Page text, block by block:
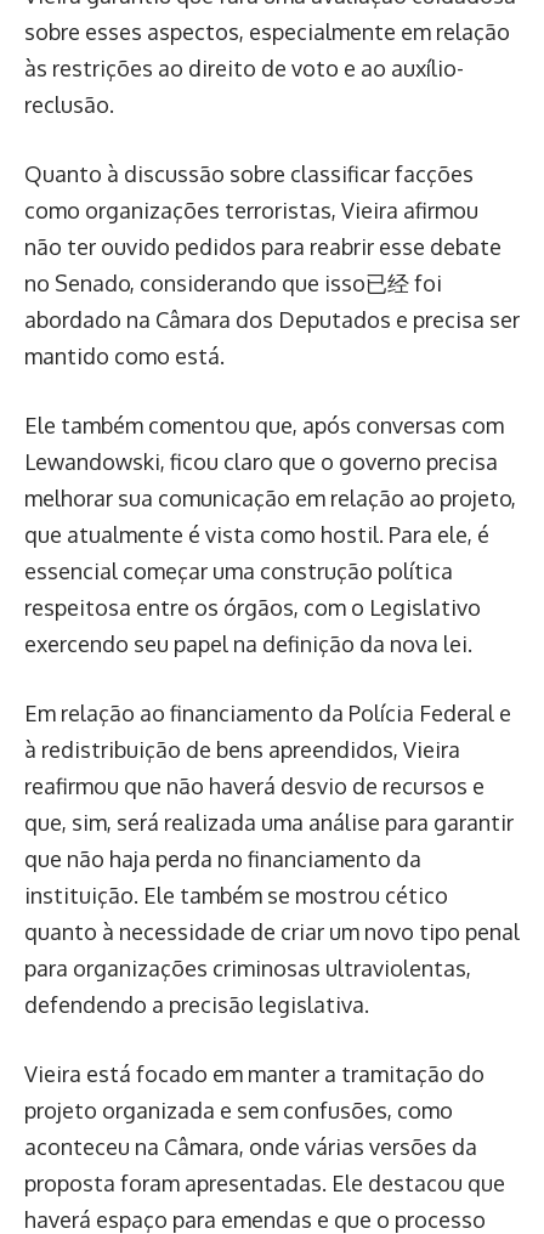
sobre esses aspectos, especialmente em relação
às restrições ao direito de voto e ao auxílio-
reclusão.
Quanto à discussão sobre classificar facções
como organizações terroristas, Vieira afirmou
não ter ouvido pedidos para reabrir esse debate
no Senado, considerando que isso已经 foi
abordado na Câmara dos Deputados e precisa ser
mantido como está.
Ele também comentou que, após conversas com
Lewandowski, ficou claro que o governo precisa
melhorar sua comunicação em relação ao projeto,
que atualmente é vista como hostil. Para ele, é
essencial começar uma construção política
respeitosa entre os órgãos, com o Legislativo
exercendo seu papel na definição da nova lei.
Em relação ao financiamento da Polícia Federal e
à redistribuição de bens apreendidos, Vieira
reafirmou que não haverá desvio de recursos e
que, sim, será realizada uma análise para garantir
que não haja perda no financiamento da
instituição. Ele também se mostrou cético
quanto à necessidade de criar um novo tipo penal
para organizações criminosas ultraviolentas,
defendendo a precisão legislativa.
Vieira está focado em manter a tramitação do
projeto organizada e sem confusões, como
aconteceu na Câmara, onde várias versões da
proposta foram apresentadas. Ele destacou que
haverá espaço para emendas e que o processo